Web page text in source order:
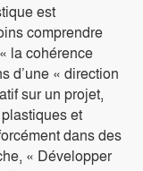
est
comprendre
la cohérence
d’une « direction
sur un projet,
et
dans des
« Développer